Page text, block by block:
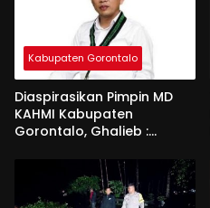
Kabupaten Gorontalo
Diaspirasikan Pimpin MD
KAHMI Kabupaten
Gorontalo, Ghalieb :